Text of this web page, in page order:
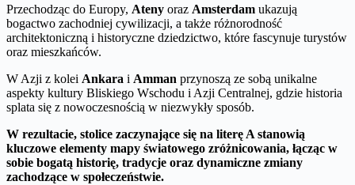
Przechodząc do Europy, Ateny oraz Amsterdam ukazują
bogactwo zachodniej cywilizacji, a także różnorodność
architektoniczną i historyczne dziedzictwo, które fascynuje turystów
oraz mieszkańców.
W Azji z kolei Ankara i Amman przynoszą ze sobą unikalne
aspekty kultury Bliskiego Wschodu i Azji Centralnej, gdzie historia
splata się z nowoczesnością w niezwykły sposób.
W rezultacie, stolice zaczynające się na literę A stanowią
kluczowe elementy mapy światowego zróżnicowania, łącząc w
sobie bogatą historię, tradycje oraz dynamiczne zmiany
zachodzące w społeczeństwie.